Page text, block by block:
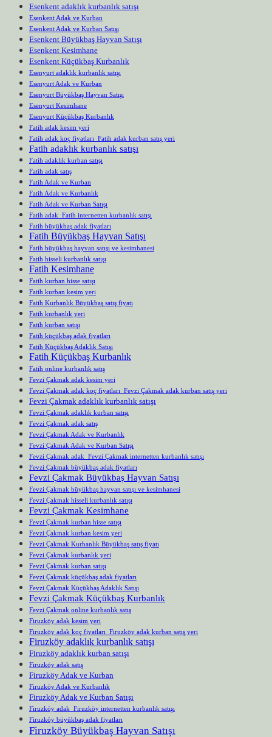
Esenkent adaklık kurbanlık satışı
Esenkent Adak ve Kurban
Esenkent Adak ve Kurban Satışı
Esenkent Büyükbaş Hayvan Satışı
Esenkent Kesimhane
Esenkent Küçükbaş Kurbanlık
Esenyurt adaklık kurbanlık satışı
Esenyurt Adak ve Kurban
Esenyurt Büyükbaş Hayvan Satışı
Esenyurt Kesimhane
Esenyurt Küçükbaş Kurbanlık
Fatih adak kesim yeri
Fatih adak koç fiyatları Fatih adak kurban satış yeri
Fatih adaklık kurbanlık satışı
Fatih adaklık kurban satışı
Fatih adak satış
Fatih Adak ve Kurban
Fatih Adak ve Kurbanlık
Fatih Adak ve Kurban Satışı
Fatih adak Fatih internetten kurbanlık satışı
Fatih büyükbaş adak fiyatları
Fatih Büyükbaş Hayvan Satışı
Fatih büyükbaş hayvan satışı ve kesimhanesi
Fatih hisseli kurbanlık satışı
Fatih Kesimhane
Fatih kurban hisse satışı
Fatih kurban kesim yeri
Fatih Kurbanlık Büyükbaş satış fiyatı
Fatih kurbanlık yeri
Fatih kurban satışı
Fatih küçükbaş adak fiyatları
Fatih Küçükbaş Adaklık Satışı
Fatih Küçükbaş Kurbanlık
Fatih online kurbanlık satış
Fevzi Çakmak adak kesim yeri
Fevzi Çakmak adak koç fiyatları Fevzi Çakmak adak kurban satış yeri
Fevzi Çakmak adaklık kurbanlık satışı
Fevzi Çakmak adaklık kurban satışı
Fevzi Çakmak adak satış
Fevzi Çakmak Adak ve Kurbanlık
Fevzi Çakmak Adak ve Kurban Satışı
Fevzi Çakmak adak Fevzi Çakmak internetten kurbanlık satışı
Fevzi Çakmak büyükbaş adak fiyatları
Fevzi Çakmak Büyükbaş Hayvan Satışı
Fevzi Çakmak büyükbaş hayvan satışı ve kesimhanesi
Fevzi Çakmak hisseli kurbanlık satışı
Fevzi Çakmak Kesimhane
Fevzi Çakmak kurban hisse satışı
Fevzi Çakmak kurban kesim yeri
Fevzi Çakmak Kurbanlık Büyükbaş satış fiyatı
Fevzi Çakmak kurbanlık yeri
Fevzi Çakmak kurban satışı
Fevzi Çakmak küçükbaş adak fiyatları
Fevzi Çakmak Küçükbaş Adaklık Satışı
Fevzi Çakmak Küçükbaş Kurbanlık
Fevzi Çakmak online kurbanlık satış
Firuzköy adak kesim yeri
Firuzköy adak koç fiyatları Firuzköy adak kurban satış yeri
Firuzköy adaklık kurbanlık satışı
Firuzköy adaklık kurban satışı
Firuzköy adak satış
Firuzköy Adak ve Kurban
Firuzköy Adak ve Kurbanlık
Firuzköy Adak ve Kurban Satışı
Firuzköy adak Firuzköy internetten kurbanlık satışı
Firuzköy büyükbaş adak fiyatları
Firuzköy Büyükbaş Hayvan Satışı